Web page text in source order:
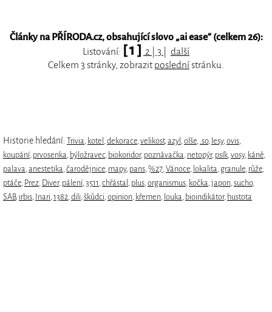
Články na PŘÍRODA.cz, obsahující slovo „ai ease“ (celkem 26):
Listování: [ 1 ] 2 3
další
Celkem 3 stránky, zobrazitposlednístránku.
Historie hledání: Trivia, kotel ,dekorace,velikost,azyl ,olše, .so, lesy,ovis,
koupání, prvosenka, býložravec, biokoridor, poznávačka, netopýr, psík,vosy, káně,
palava,anestetika,čarodějnice, mapy, pans,%27,Vánoce, lokalita, granule, růže,
ptáče, Prez, Diver, pálení,3511 ,chřástal , plus,organismus, kočka,japon,sucho,
SAB, irbis, Inari,1382,dili,škůdci,opinion, křemen, louka, bioindikátor, hustota